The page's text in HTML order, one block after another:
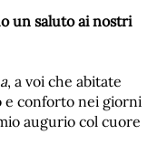
un saluto ai nostri
, a voi che abitate
conforto nei giorni
augurio col cuore